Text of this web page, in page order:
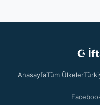
☪
AnasayfaTüm Ülkeler